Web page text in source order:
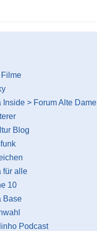
Filme
Inside > Forum Alte Dame
Blog
für alle
10
Base
Podcast